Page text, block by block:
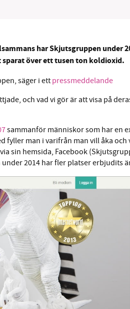
har Skjutsgruppen under
över ett tusen ton koldioxid.
säger i ett pressmeddelande
och vad vi gör är att visa på
sammanför människor som har en
fyller man i varifrån man vill åka och
sin hemsida, Facebook
2014 har fler platser erbjudits
Läs vad